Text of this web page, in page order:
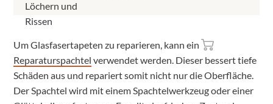
Um Glasfasertapeten zu reparieren, kann ein
Reparaturspachtel verwendet werden. Dieser bessert tiefe
Schäden aus und repariert somit nicht nur die Oberfläche.
Der Spachtel wird mit einem Spachtelwerkzeug oder einer